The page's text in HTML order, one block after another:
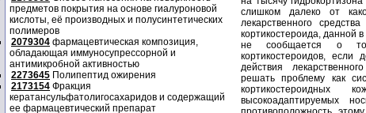
предметов покрытия на основе гиалуроновой
кислоты, её производных и полусинтетических
полимеров
2079304 фармацевтическая композиция,
обладающая иммуносупрессорной и
антимикробной активностью
2273645 Полипептид ожирения
2173154 Фракция
кератансульфатолигосахаридов и содержащий
ее фармацевтический препарат